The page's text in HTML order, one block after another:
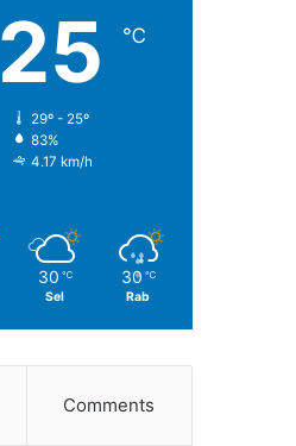
25 ℃
29º - 25º
83%
4.17 km/h
30 ℃
Sel
30 ℃
Rab
Comments